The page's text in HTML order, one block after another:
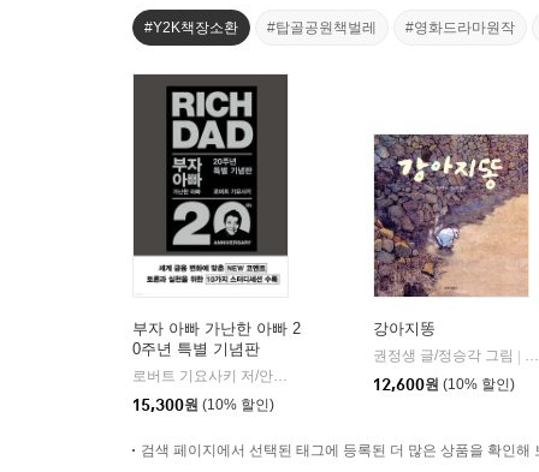
#Y2K책장소환 #탑골공원책벌레 #영화드라마원작
부자 아빠 가난한 아빠 2
0주년 특별 기념판
로버트 기요사키 저/안진환 역
15,300원 (10% 할인)
강아지똥
권정생 글/정승각 그림
12,600원 (10% 할인)
검색 페이지에서 선택된 태그에 등록된 더 많은 상품을 확인해